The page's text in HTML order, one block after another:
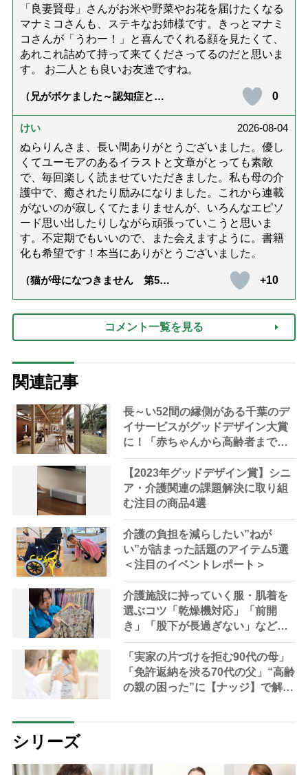
「良妻賢母」さんがお米や野菜やお花を届けたくなる
マナミコさんも、ステキなお姉様です。きっとマナミ
コさんが「うわー！」と喜んでくれる顔を見たくて、
あれこれ詰めて持って来てくださってるのだと思いま
す。 お二人とも良いお友達ですね。
（兄がボケました～認知症と介
達』が届きました」）
0
けい
2026-08-04
ぬらりんさま、長い間ありがとうございました。優し
くてユーモアのあるイラストと文章がとっても素敵
で、毎回楽しく読ませていただきました。私も母の介
護中で、癒されたり励みになりました。これから連載
がないのが寂しくてたまりませんが、いろんなエピソ
ード思い出したりしながら頑張っていこうと思いま
す。不定期でもいいので、また会えますように。書籍
化も希望です！本当にありがとうございました。
（猫が母になつきません 第500
+10
コメント一覧を見る
関連記事
長～い52間の縁側がある千葉のデ
イサービスがグッドデザイン大賞
に！「赤ちゃんから高齢者まで誰
でもウェルカムな場所」
【2023年グッドデザイン賞】シニ
ア・介護関連の課題解決に取り組
む注目の商品4選
介護の負担を減らしたい”ねが
い”が詰まった話題のアイテム5選
＜注目のイベントレポート＞
介護施設に持っていく服・肌着を
選ぶコツ「乾燥機対応」「前開
き」「股下が長過ぎない」など理
学療法士＆介護医療コンシェルジ
ュが指南
「実家の片づけを拒む90代の母」
「免許返納を渋る70代の父」“高齢
の親の困った”に【ナッジ】で解決
シリーズ